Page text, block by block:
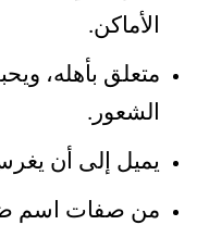
الأماكن.
متعلق بأهله،
الشعور.
يميل إلى أن
من صفات اسم ضي